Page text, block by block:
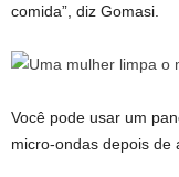
comida”, diz Gomasi.
Você pode usar um
micro-ondas depois de